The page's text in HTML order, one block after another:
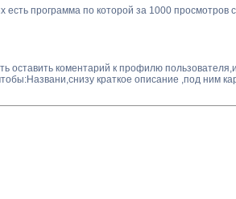
программа по которой за 1000 просмотров
коментарий к профилю
краткое описание ,под ним